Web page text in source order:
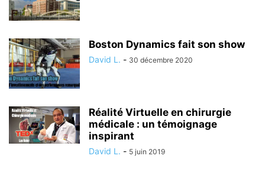
Boston Dynamics fait son show
David L. - 30 décembre 2020
Réalité Virtuelle en chirurgie
médicale : un témoignage
inspirant
David L. - 5 juin 2019